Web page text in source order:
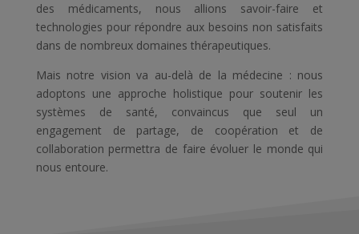
des médicaments, nous allions savoir-faire et
technologies pour répondre aux besoins non satisfaits
dans de nombreux domaines thérapeutiques.
Mais notre vision va au-delà de la médecine : nous
adoptons une approche holistique pour soutenir les
systèmes de santé, convaincus que seul un
engagement de partage, de coopération et de
collaboration permettra de faire évoluer le monde qui
nous entoure.